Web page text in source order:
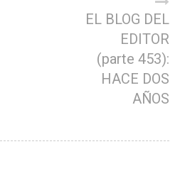
EL BLOG DEL
EDITOR
(parte 453):
HACE DOS
AÑOS